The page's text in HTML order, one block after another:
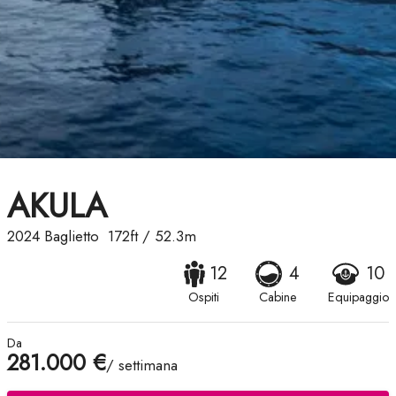
AKULA
2024 Baglietto 172ft/ 52.3m
12
Ospiti
4
Cabine
10
Equipaggio
Da
281.000 €/ settimana